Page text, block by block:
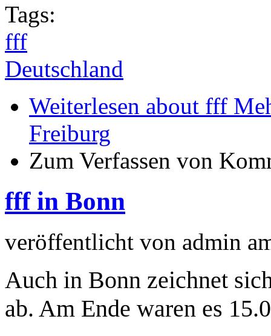
Tags:
fff
Deutschland
Weiterlesen about fff
Freiburg
Zum Verfassen von
fff in Bonn
veröffentlicht von admin
Auch in Bonn zeichnet
ab. Am Ende waren es